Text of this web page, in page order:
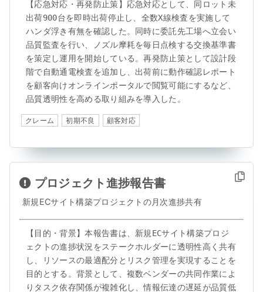
【応急対応・再発防止策】応急対応として、同ロット未
出荷900台を即時出荷停止し、全数X線検査を実施して
ハンダ浮き有無を確認した。同時に委託先工場へ立会い
品質監査を行い、ノズル摩耗を毎日点検する交換基準書
を策定し運用を開始している。再発防止策として設計段
階で自動通電検査を追加し、出荷前に動作確認レポート
を顧客向けオンラインポータルで閲覧可能にするなど、
品質透明性を高める取り組みを導入した。
クレーム 初期不良 顧客対応
プロジェクト進捗報告書
新規ECサイト構築プロジェクトの月次進捗共有
【目的・背景】本報告書は、新規ECサイト構築プロジ
ェクトの進捗状況をステークホルダーに透明性高く共有
し、リソースの最適配分とリスク管理を実現することを
目的とする。背景として、複数ベンダーの共同作業によ
りタスク依存関係が複雑化し、情報伝達の遅延が品質低